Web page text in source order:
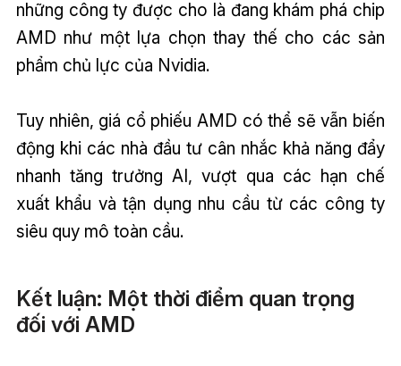
những công ty được cho là đang khám phá chip
AMD như một lựa chọn thay thế cho các sản
phẩm chủ lực của Nvidia.
Tuy nhiên, giá cổ phiếu AMD có thể sẽ vẫn biến
động khi các nhà đầu tư cân nhắc khả năng đẩy
nhanh tăng trưởng AI, vượt qua các hạn chế
xuất khẩu và tận dụng nhu cầu từ các công ty
siêu quy mô toàn cầu.
Kết luận: Một thời điểm quan trọng
đối với AMD